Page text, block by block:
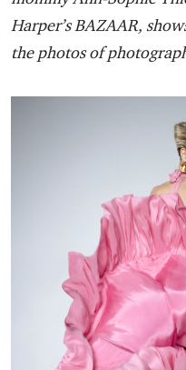
Harper’s BAZAAR,
the photos of